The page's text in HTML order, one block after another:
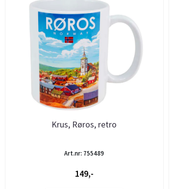
Krus, Røros, retro
Art.nr: 755489
149,-